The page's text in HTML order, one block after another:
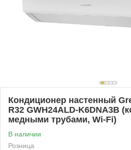
Кондиционер настенный
R32 GWH24ALD-K6DNA3B
медными трубами, Wi-Fi)
В наличии
Розница